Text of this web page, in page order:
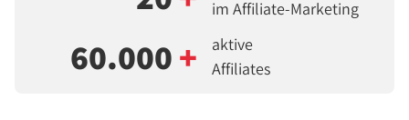
im Affiliate-Marketing
60.000+
aktive
Affiliates